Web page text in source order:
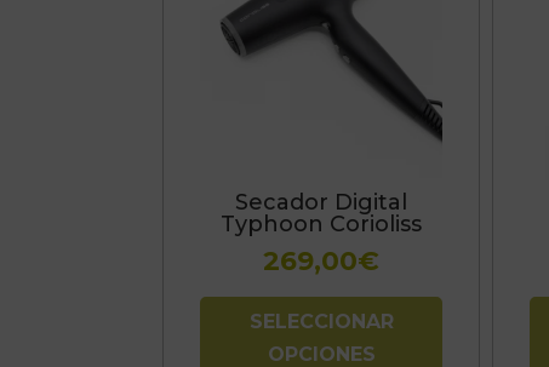
Secador Digital
Typhoon Corioliss
269,00€
SELECCIONAR
OPCIONES
tiene
múltiples
pueden
elegir
la
página